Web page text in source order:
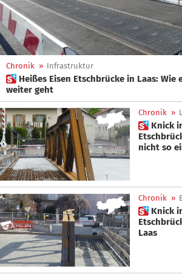
Chronik » Infrastruktur
 Heißes Eisen Etschbrücke in Laas: Wie es mit der Sanierung
weiter geht
Chronik »
 Knick in der Laaser
nicht so
Chronik »
 Knick in der neuen
Laas